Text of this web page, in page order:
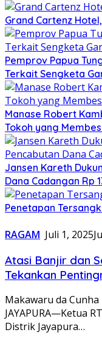
Grand Cartenz
Pemprov Papua
Terkait Sengketa
Manase Robert
Tokoh yang
Jansen Kareth
Dana Cadangan Rp
Penetapan
RAGAM Juli 1, 2025
Atasi Banjir dan
Tekankan
Makawaru da Cunha
JAYAPURA—Ketua
Distrik Jayapura…